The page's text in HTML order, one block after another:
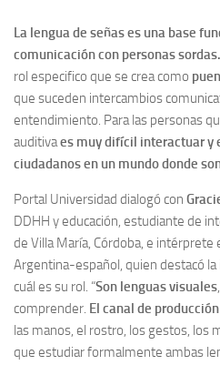
La lengua de señas es una base
comunicación con personas sordas.
rol especifico que se crea como
que suceden intercambios
entendimiento. Para las personas
auditivaes muy difícil interactuar y
ciudadanos en un mundo donde
Portal Universidad dialogó con
DDHH y educación, estudiante de
de Villa María, Córdoba, e intérprete
Argentina-español, quien destacó
cuál es su rol. “Son lenguas visuales
comprender. El canal de
las manos, el rostro, los gestos, los
que estudiar formalmente ambas